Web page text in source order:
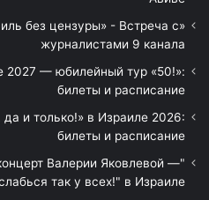
без цензуры» - Встреча с
журналистами 9 канала
2027 — юбилейный тур «50!»:
билеты и расписание
и только!» в Израиле 2026:
билеты и расписание
Валерии Яковлевой —
так у всех!" в Израиле